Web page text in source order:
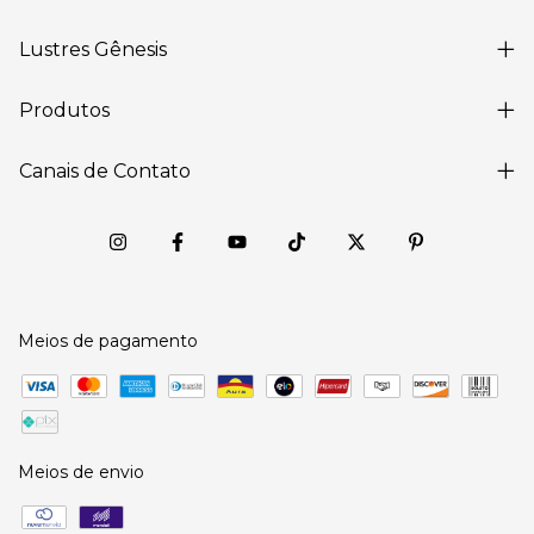
Lustres Gênesis
Produtos
Canais de Contato
Meios de pagamento
Meios de envio